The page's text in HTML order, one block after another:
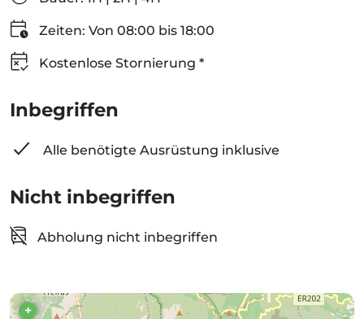
Zeiten: Von 08:00 bis 18:00
Kostenlose Stornierung *
Inbegriffen
Alle benötigte Ausrüstung inklusive
Nicht inbegriffen
Abholung nicht inbegriffen
+